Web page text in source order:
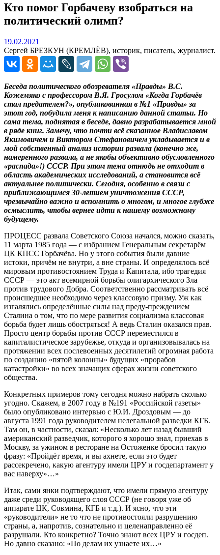
Кто помог Горбачеву взобраться на
политический олимп?
19.02.2021
Сергей БРЕЗКУН (КРЕМЛЁВ), историк, писатель, журналист.
Беседа политического обозревателя «Правды» В.С.
Кожемяко с профессором В.Я. Гросулом «Когда Горбачёв
стал предателем?», опубликованная в №1 «Правды» за
этот год, побудила меня к написанию данной статьи. Но
сама тема, поднятая в беседе, давно разрабатывается мной
в ряде книг. Замечу, что почти всё сказанное Владиславом
Якимовичем и Виктором Стефановичем укладывается и в
мой собственный анализ истории развала (конечно же,
намеренного развала, а не якобы объективно обусловленного
«распада»!) СССР. При этом тема отнюдь не отходит в
область академических исследований, а становится всё
актуальнее политически. Сегодня, особенно в связи с
приближающимся 30-летием уничтожения СССР,
чрезвычайно важно и вспомнить о многом, и многое глубже
осмыслить, чтобы вернее идти к нашему возможному
будущему.
ПРОЦЕСС развала Советского Союза начался, можно сказать,
11 марта 1985 года — с избранием Генеральным секретарём
ЦК КПСС Горбачёва. Но у этого события были давние
истоки, причём не внутри, а вне страны. И определялось всё
мировым противостоянием Труда и Капитала, ибо трагедия
СССР — это акт всемирной борьбы олигархического Зла
против трудового Добра. Соответственно рассматривать всё
происшедшее необходимо через классовую призму. Уж как
изгалялись определённые силы над преду-преждением
Сталина о том, что по мере развития социализма классовая
борьба будет лишь обостряться! А ведь Сталин оказался прав.
Просто центр борьбы против СССР переместился в
капиталистическое зарубежье, откуда и организовывалась на
протяжении всех послевоенных десятилетий огромная работа
по созданию «пятой колонны» будущих «прорабов
катастройки» во всех значащих сферах жизни советского
общества.
Конкретных примеров тому сегодня можно набрать сколько
угодно. Скажем, в 2007 году в №191 «Российской газеты»
было опубликовано интервью с Ю.И. Дроздовым — до
августа 1991 года руководителем нелегальной разведки КГБ.
Там он, в частности, сказал: «Несколько лет назад бывший
американский разведчик, которого я хорошо знал, приехав в
Москву, за ужином в ресторане на Остоженке бросил такую
фразу: «Пройдёт время, и вы ахнете, если это будет
рассекречено, какую агентуру имели ЦРУ и госдепартамент у
вас наверху»…»
Итак, сами янки подтверждают, что имели прямую агентуру
даже среди руководящего слоя СССР (не говоря уже об
аппарате ЦК, Совмина, КГБ и т.д.). И ясно, что эти
«руководители» не то что не противостояли разрушению
страны, а, напротив, сознательно и целенаправленно её
разрушали. Кто конкретно? Точно знают всех ЦРУ и госдеп.
Но давно сказано: «По делам их узнаете их…»